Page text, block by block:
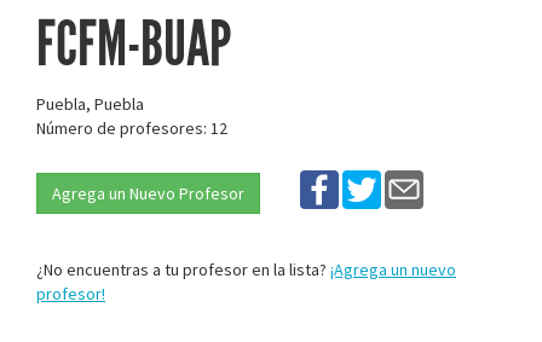
FCFM-BUAP
Puebla, Puebla
Número de profesores: 12
Agrega un Nuevo Profesor
¿No encuentras a tu profesor en la lista? ¡Agrega un nuevo
profesor!